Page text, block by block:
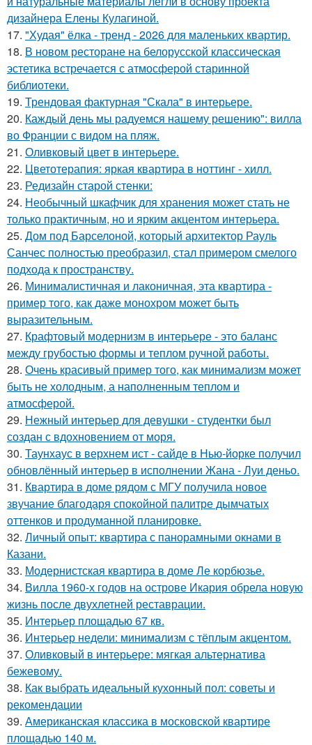
дизайнера Елены Кулагиной.
17. "Худая" ёлка - тренд - 2026 для маленьких квартир.
18. В новом ресторане на белорусской классическая
эстетика встречается с атмосферой старинной
библиотеки.
19. Трендовая фактурная "Скала" в интерьере.
20. Каждый день мы радуемся нашему решению": вилла
во Франции с видом на пляж.
21. Оливковый цвет в интерьере.
22. Цветотерапия: яркая квартира в ноттинг - хилл.
23. Редизайн старой стенки:
24. Необычный шкафчик для хранения может стать не
только практичным, но и ярким акцентом интерьера.
25. Дом под Барселоной, который архитектор Рауль
Санчес полностью преобразил, стал примером смелого
подхода к пространству.
26. Минималистичная и лаконичная, эта квартира -
пример того, как даже монохром может быть
выразительным.
27. Крафтовый модернизм в интерьере - это баланс
между грубостью формы и теплом ручной работы.
28. Очень красивый пример того, как минимализм может
быть не холодным, а наполненным теплом и
атмосферой.
29. Нежный интерьер для девушки - студентки был
создан с вдохновением от моря.
30. Таунхаус в верхнем ист - сайде в Нью-йорке получил
обновлённый интерьер в исполнении Жана - Луи деньо.
31. Квартира в доме рядом с МГУ получила новое
звучание благодаря спокойной палитре дымчатых
оттенков и продуманной планировке.
32. Личный опыт: квартира с панорамными окнами в
Казани.
33. Модернистская квартира в доме Ле корбюзье.
34. Вилла 1960-х годов на острове Икария обрела новую
жизнь после двухлетней реставрации.
35. Интерьер площадью 67 кв.
36. Интерьер недели: минимализм с тёплым акцентом.
37. Оливковый в интерьере: мягкая альтернатива
бежевому.
38. Как выбрать идеальный кухонный пол: советы и
рекомендации
39. Американская классика в московской квартире
площадью 140 м.